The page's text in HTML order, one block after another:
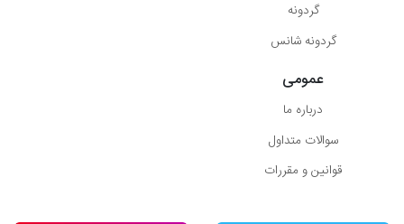
گردونه
گردونه شانس
عمومی
درباره ما
سوالات متداول
قوانین و مقررات